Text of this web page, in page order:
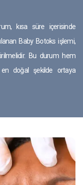
kısa süre içerisinde
Baby Botoks işlemi,
Bu durum hem
doğal şekilde ortaya